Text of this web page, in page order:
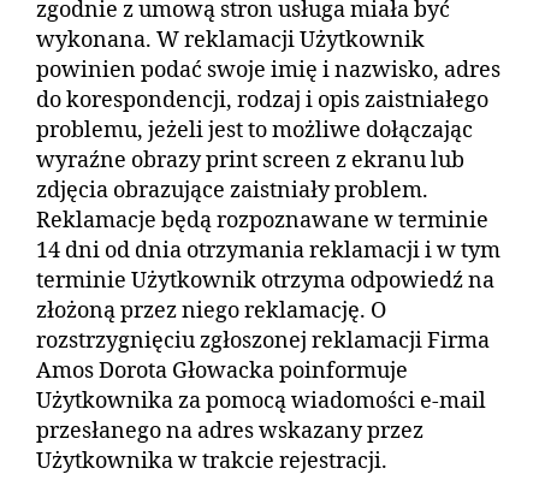
zgodnie z umową stron usługa miała być
wykonana. W reklamacji Użytkownik
powinien podać swoje imię i nazwisko, adres
do korespondencji, rodzaj i opis zaistniałego
problemu, jeżeli jest to możliwe dołączając
wyraźne obrazy print screen z ekranu lub
zdjęcia obrazujące zaistniały problem.
Reklamacje będą rozpoznawane w terminie
14 dni od dnia otrzymania reklamacji i w tym
terminie Użytkownik otrzyma odpowiedź na
złożoną przez niego reklamację. O
rozstrzygnięciu zgłoszonej reklamacji Firma
Amos Dorota Głowacka poinformuje
Użytkownika za pomocą wiadomości e-mail
przesłanego na adres wskazany przez
Użytkownika w trakcie rejestracji.